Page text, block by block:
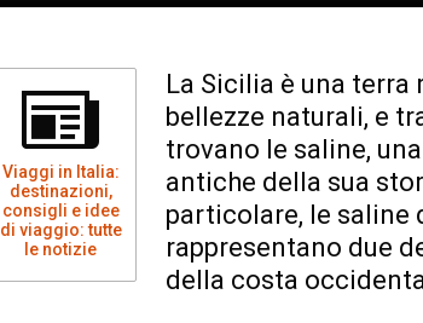
Viaggi in Italia:
destinazioni,
consigli e idee
di viaggio: tutte
le notizie
La Sicilia è una
bellezze naturali, e
trovano le saline,
antiche della sua
particolare, le saline
rappresentano due
della costa